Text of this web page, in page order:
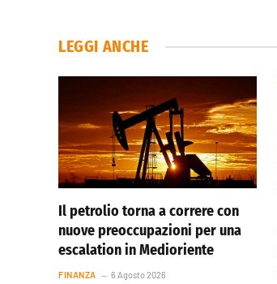
LEGGI ANCHE
Il petrolio torna a correre con
nuove preoccupazioni per una
escalation in Medioriente
FINANZA 6 Agosto 2026